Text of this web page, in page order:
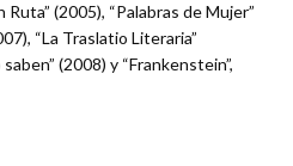
(2005), “Palabras de Mujer”
“La Traslatio Literaria”
(2008) y “Frankenstein”,